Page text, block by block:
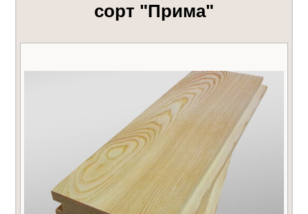
сорт "Прима"